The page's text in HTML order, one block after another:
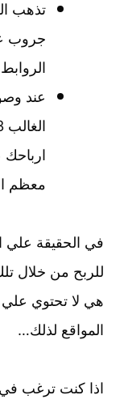
تذهب الي
جروب
الروابط.
عند
ارباحك
معظم
في الحقيقة علي
للربح من خلال تلك
هي لا تحتوي علي
المواقع لذلك…
اذا كنت ترغب في